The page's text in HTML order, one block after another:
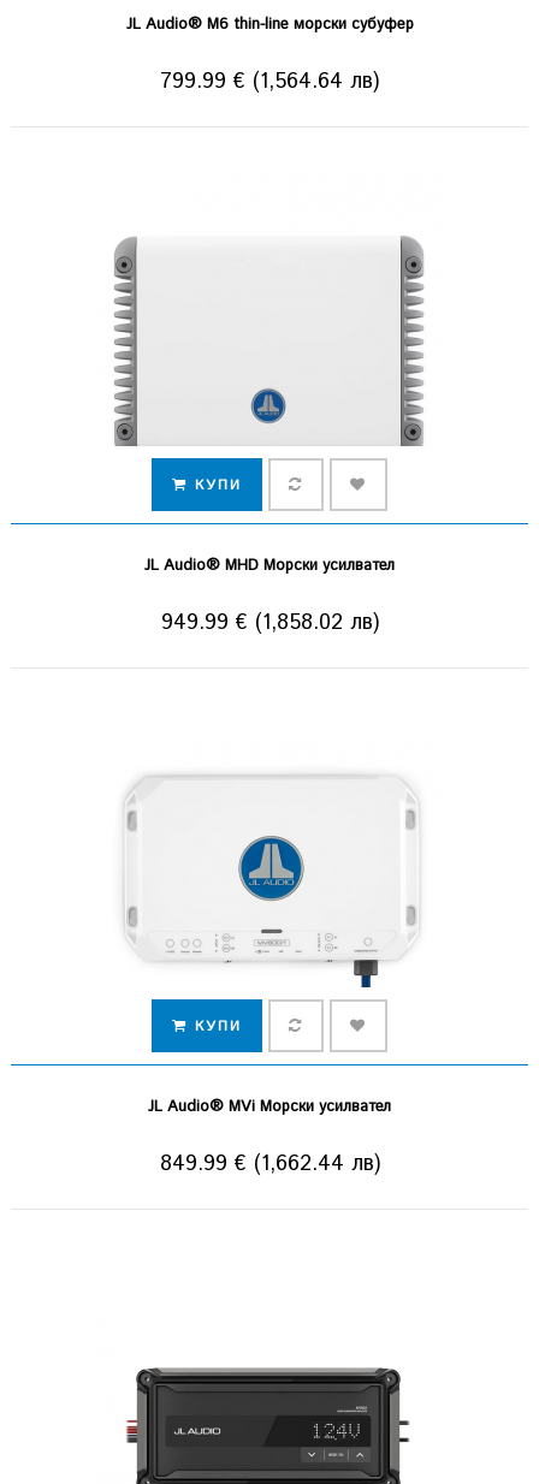
JL Audio® M6 thin-line морски субуфер
799.99 € (1,564.64 лв)
КУПИ
JL Audio® MHD Морски усилвател
949.99 € (1,858.02 лв)
КУПИ
JL Audio® MVi Морски усилвател
849.99 € (1,662.44 лв)